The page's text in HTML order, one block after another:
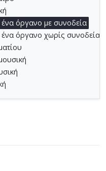
όργανο με συνοδεία
όργανο χωρίς συνοδεία